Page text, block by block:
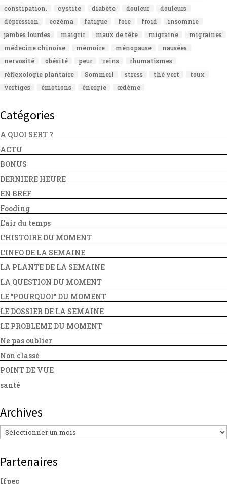
constipation.
cystite diabète douleur
douleurs
dépression
eczéma fatigue foie froid
insomnie
jambes lourdes
maigrir maux de tête migraine
migraines
médecine chinoise
mémoire ménopause
nausées
nervosité
obésité peur reins
rhumatismes
réflexologie plantaire
Sommeil stress thé vert
toux
vertiges
émotions énergie œdème
Catégories
A QUOI SERT ?
ACTU
BONUS
DERNIERE HEURE
EN BREF
Fooding
L'air du temps
L'HISTOIRE DU MOMENT
L'INFO DE LA SEMAINE
LA PLANTE DE LA SEMAINE
LA QUESTION DU MOMENT
LE "POURQUOI" DU MOMENT
LE DOSSIER DE LA SEMAINE
LE PROBLEME DU MOMENT
Ne pas oublier
Non classé
POINT DE VUE
santé
Archives
Archives
Partenaires
Ifpec